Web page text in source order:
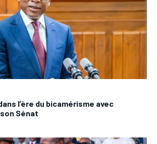
l’ère du bicamérisme avec
Sénat